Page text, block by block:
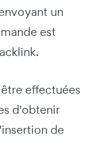
un
est
effectuées
d'obtenir
de